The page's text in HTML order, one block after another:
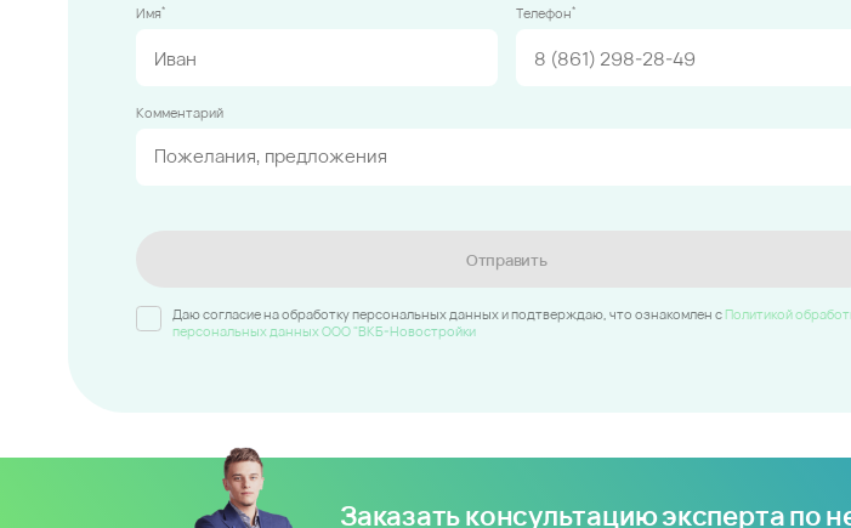
Имя* Телефон*
Комментарий
Отправить
Даю согласие на обработку персональных данных и подтверждаю, что ознакомлен c Политикой
персональных данных ООО "ВКБ-Новостройки
Заказать консультацию эксперта по